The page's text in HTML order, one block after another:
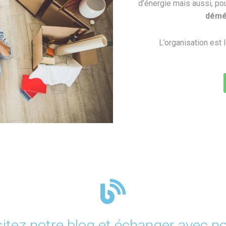
d’énergie mais aussi,
L’organisation